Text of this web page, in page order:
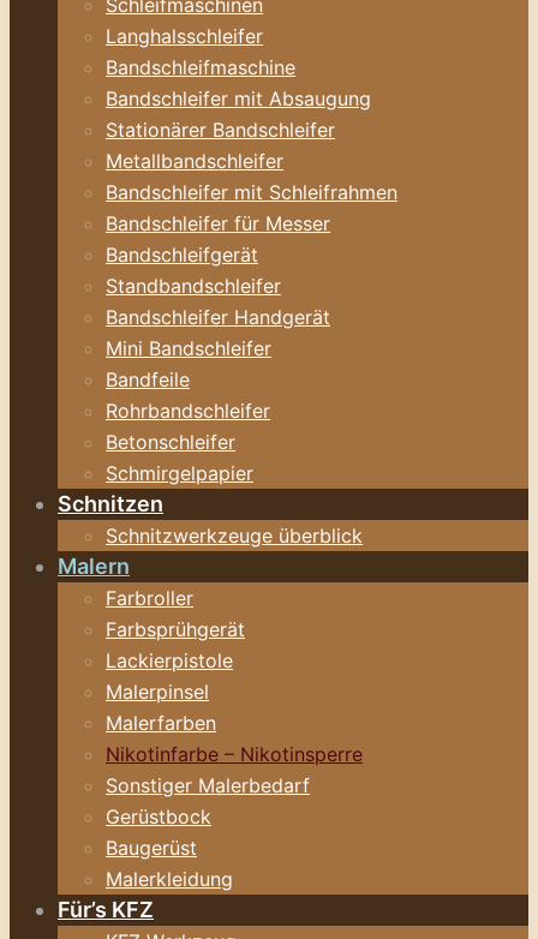
Schleifmaschinen
Langhalsschleifer
Bandschleifmaschine
Bandschleifer mit Absaugung
Stationärer Bandschleifer
Metallbandschleifer
Bandschleifer mit Schleifrahmen
Bandschleifer für Messer
Bandschleifgerät
Standbandschleifer
Bandschleifer Handgerät
Mini Bandschleifer
Bandfeile
Rohrbandschleifer
Betonschleifer
Schmirgelpapier
Schnitzen
Schnitzwerkzeuge überblick
Malern
Farbroller
Farbsprühgerät
Lackierpistole
Malerpinsel
Malerfarben
Nikotinfarbe – Nikotinsperre
Sonstiger Malerbedarf
Gerüstbock
Baugerüst
Malerkleidung
Für’s KFZ